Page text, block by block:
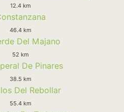
12.4 km
46.4 km
Del Majano
52 km
De Pinares
38.5 km
Del Rebollar
55.4 km